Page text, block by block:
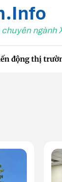
chuyên ngành
động thị